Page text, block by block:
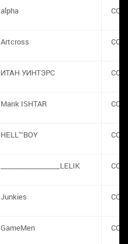
alpha
Artcross
ИТАН УИНТЭРС
Marık ISHTAR
HELL™BOY
_________________LELIK
Junkies
GameMen